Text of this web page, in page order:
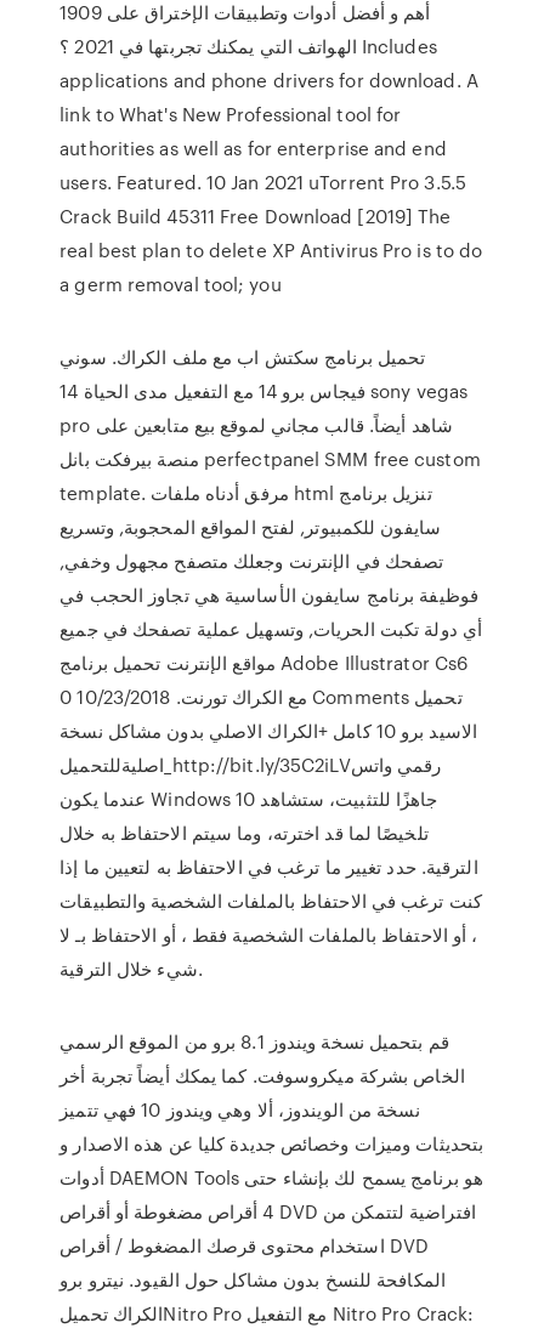
1909 أهم و أفضل أدوات وتطبيقات الإختراق على
الهواتف التي يمكنك تجربتها في 2021 ؟ Includes
applications and phone drivers for download. A
link to What's New Professional tool for
authorities as well as for enterprise and end
users. Featured. 10 Jan 2021 uTorrent Pro 3.5.5
Crack Build 45311 Free Download [2019] The
real best plan to delete XP Antivirus Pro is to do
a germ removal tool; you
تحميل برنامج سكتش اب مع ملف الكراك. سوني
فيجاس برو 14 مع التفعيل مدى الحياة 14 sony vegas
pro شاهد أيضاً. قالب مجاني لموقع بيع متابعين على
منصة بيرفكت بانل perfectpanel SMM free custom
template. مرفق أدناه ملفات html تنزيل برنامج
سايفون للكمبيوتر, لفتح المواقع المحجوبة, وتسريع
تصفحك في الإنترنت وجعلك متصفح مجهول وخفي,
فوظيفة برنامج سايفون الأساسية هي تجاوز الحجب في
أي دولة تكبت الحريات, وتسهيل عملية تصفحك في جميع
مواقع الإنترنت تحميل برنامج Adobe Illustrator Cs6
مع الكراك تورنت. 10/23/2018 0 Comments تحميل
الاسيد برو 10 كامل +الكراك الاصلي بدون مشاكل نسخة
اصليةللتحميل_http://bit.ly/35C2iLVرقمي واتس
عندما يكون Windows 10 جاهزًا للتثبيت، ستشاهد
تلخيصًا لما قد اخترته، وما سيتم الاحتفاظ به خلال
الترقية. حدد تغيير ما ترغب في الاحتفاظ به لتعيين ما إذا
كنت ترغب في الاحتفاظ بالملفات الشخصية والتطبيقات
، أو الاحتفاظ بالملفات الشخصية فقط ، أو الاحتفاظ بـ لا
شيء خلال الترقية.
قم بتحميل نسخة ويندوز 8.1 برو من الموقع الرسمي
الخاص بشركة ميكروسوفت. كما يمكك أيضاً تجربة أخر
نسخة من الويندوز، ألا وهي ويندوز 10 فهي تتميز
بتحديثات وميزات وخصائص جديدة كليا عن هذه الاصدار و
أدوات DAEMON Tools هو برنامج يسمح لك بإنشاء حتى
4 أقراص مضغوطة أو أقراص DVD افتراضية لتتمكن من
استخدام محتوى قرصك المضغوط / أقراص DVD
المكافحة للنسخ بدون مشاكل حول القيود. نيترو برو
الكراك تحميلNitro Pro مع التفعيل Nitro Pro Crack: